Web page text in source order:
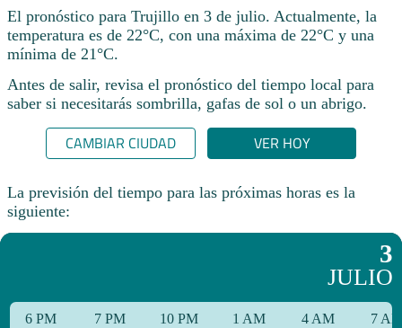
El pronóstico para Trujillo en 3 de julio. Actualmente, la
temperatura es de 22°C, con una máxima de 22°C y una
mínima de 21°C.
Antes de salir, revisa el pronóstico del tiempo local para
saber si necesitarás sombrilla, gafas de sol o un abrigo.
CAMBIAR CIUDAD VER HOY
La previsión del tiempo para las próximas horas es la
siguiente:
3
JULIO
6 PM 7 PM 10 PM 1 AM 4 AM 7